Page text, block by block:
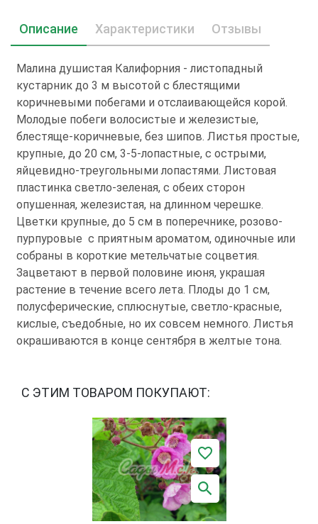
Описание Характеристики Отзывы
Малина душистая Калифорния - листопадный
кустарник до 3 м высотой с блестящими
коричневыми побегами и отслаивающейся корой.
Молодые побеги волосистые и железистые,
блестяще-коричневые, без шипов. Листья простые,
крупные, до 20 см, 3-5-лопастные, с острыми,
яйцевидно-треугольными лопастями. Листовая
пластинка светло-зеленая, с обеих сторон
опушенная, железистая, на длинном черешке.
Цветки крупные, до 5 см в поперечнике, розово-
пурпуровые с приятным ароматом, одиночные или
собраны в короткие метельчатые соцветия.
Зацветают в первой половине июня, украшая
растение в течение всего лета. Плоды до 1 см,
полусферические, сплюснутые, светло-красные,
кислые, съедобные, но их совсем немного. Листья
окрашиваются в конце сентября в желтые тона.
С ЭТИМ ТОВАРОМ ПОКУПАЮТ: